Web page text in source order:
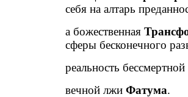
себя на алтарь
а божественная
сферы бесконечного
реальность бессмертной
вечной лжи Фатума.